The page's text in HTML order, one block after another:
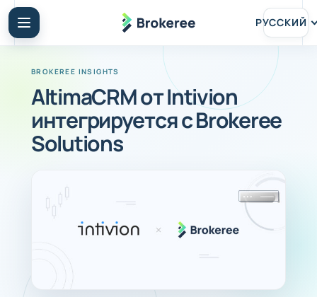
РУССКИЙ
AltimaCRM от Intivion
интегрируется с Brokeree
Solutions